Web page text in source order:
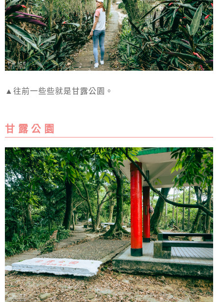
▲往前一些些就是甘露公園。
甘 露 公 園